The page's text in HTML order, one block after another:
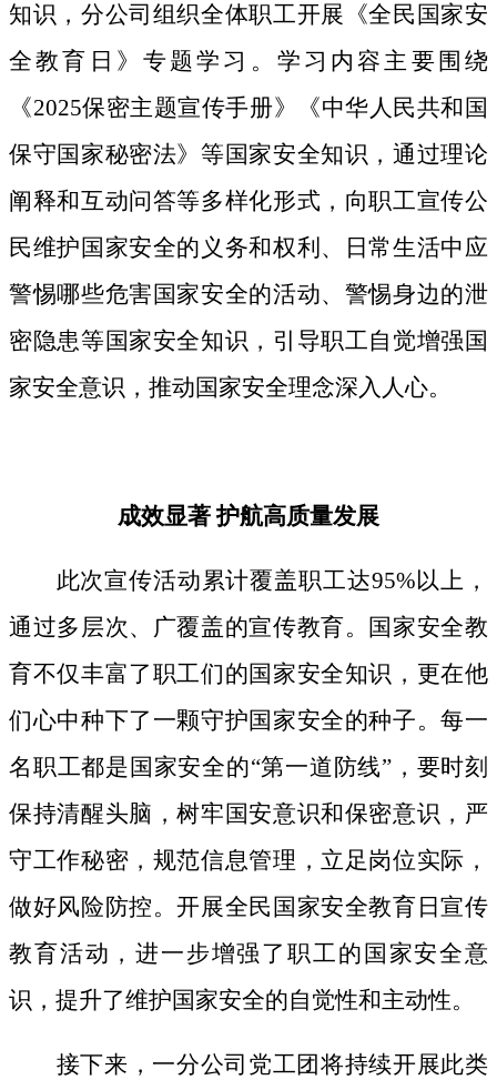
知识，分公司组织全体职工开展《全民国家安
全教育日》专题学习。学习内容主要围绕
《2025保密主题宣传手册》《中华人民共和国
保守国家秘密法》等国家安全知识，通过理论
阐释和互动问答等多样化形式，向职工宣传公
民维护国家安全的义务和权利、日常生活中应
警惕哪些危害国家安全的活动、警惕身边的泄
密隐患等国家安全知识，引导职工自觉增强国
家安全意识，推动国家安全理念深入人心。
成效显著护航高质量发展
此次宣传活动累计覆盖职工达95%以上，
通过多层次、广覆盖的宣传教育。国家安全教
育不仅丰富了职工们的国家安全知识，更在他
们心中种下了一颗守护国家安全的种子。每一
名职工都是国家安全的“第一道防线”，要时刻
保持清醒头脑，树牢国安意识和保密意识，严
守工作秘密，规范信息管理，立足岗位实际，
做好风险防控。开展全民国家安全教育日宣传
教育活动，进一步增强了职工的国家安全意
识，提升了维护国家安全的自觉性和主动性。
接下来，一分公司党工团将持续开展此类